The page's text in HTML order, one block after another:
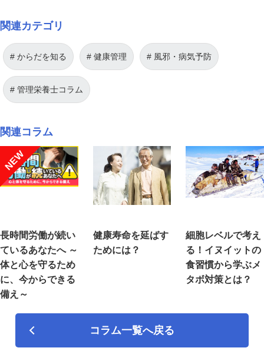
関連カテゴリ
からだを知る 健康管理 風邪・病気予防
管理栄養士コラム
関連コラム
NEW
長時間労働が続い
ているあなたへ ～
体と心を守るため
に、今からできる
備え～
健康寿命を延ばす
ためには？
細胞レベルで考え
る！イヌイットの
食習慣から学ぶメ
タボ対策とは？
コラム一覧へ戻る